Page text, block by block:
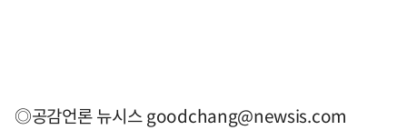
◎공감언론 뉴시스goodchang@newsis.com